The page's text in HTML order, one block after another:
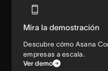
Mira la demostración
Descubre cómo Asana
empresas a escala.
Ver demo